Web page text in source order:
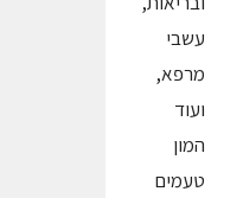
עשבי
מרפא,
ועוד
המון
טעמים